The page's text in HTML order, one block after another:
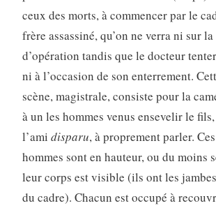
ceux des morts, à commencer par le
frère assassiné, qu’on ne verra ni sur
d’opération tandis que le docteur
ni à l’occasion de son enterrement.
scène, magistrale, consiste pour la
à un les hommes venus ensevelir le
l’ami disparu, à proprement parler.
hommes sont en hauteur, ou du moins
leur corps est visible (ils ont les jambes
du cadre). Chacun est occupé à